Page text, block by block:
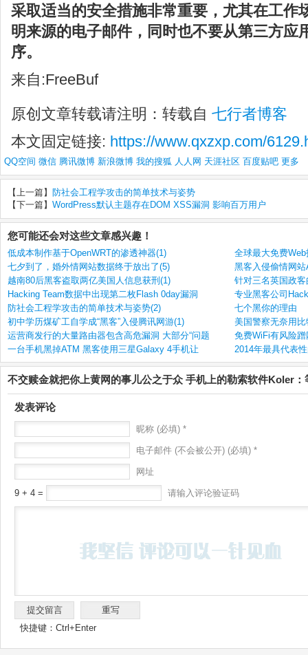
采取适当的安全措施非常重要，尤其在工作
明来源的电子邮件，同时也不要从第三方应
序。
来自:FreeBuf
原创文章转载请注明：转载自 七行者博客
本文固定链接: https://www.qxzxp.com/
QQ空间 微信 腾讯微博 新浪微博 我的搜狐 人人网 天涯社区 百度贴吧 更多
【上一篇】 防社会工程学攻击的简单技术与姿势
【下一篇】 WordPress默认主题存在DOM XSS漏洞 影响百万用户
您可能还会对这些文章感兴趣！
低成本制作基于OpenWRT的渗透神器(1)
全球最大免费
七夕到了，婚外情网站数据终于放出了(5)
黑客入侵偷情网
越南80后黑客盗取两亿美国人信息获刑(1)
针对三名英国政
Hacking Team数据中出现第二枚Flash 0day漏洞
专业黑客公司
防社会工程学攻击的简单技术与姿势(2)
七个黑你的理由
初中学历煤矿工自学成“黑客”入侵腾讯网游(1)
美国警察无奈用
运营商发行的大量路由器包含高危漏洞 大部分“问题
免费WiFi有风险
一台手机黑掉ATM 黑客使用三星Galaxy 4手机让
2014年最具代表
不交赎金就把你上黄网的事儿公之于众 手机上的勒索软件Koler：
发表评论
昵称 (必填) *
电子邮件 (不会被公开) (必填) *
网址
9 + 4 = 请输入评论验证码
快捷键：Ctrl+Enter